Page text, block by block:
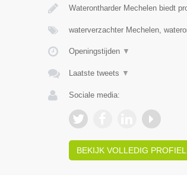
Waterontharder Mechelen biedt
waterverzachter Mechelen,
Openingstijden ▼
Laatste tweets ▼
Sociale media:
BEKIJK VOLLEDIG PROFIEL